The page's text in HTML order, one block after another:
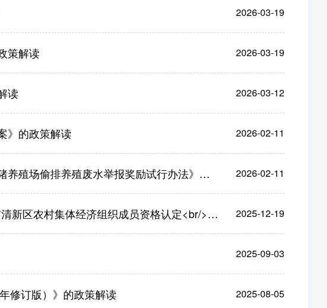
2026-03-19
策解读 2026-03-19
读 2026-03-12
》的政策解读 2026-02-11
偷排养殖废水举报奖励试行办法》的政策解读 2026-02-11
组织成员资格认定<br/>指导意见&gt;的通知》的政策解读 2025-12-19
2025-09-03
修订版）》的政策解读 2025-08-05